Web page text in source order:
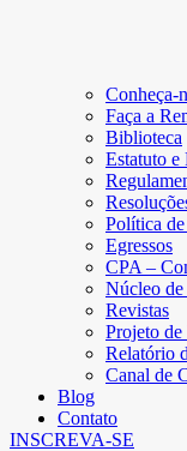
Conheça-
Faça a
Biblioteca
Estatuto e
Política
Egressos
CPA –
Núcleo de
Revistas
Projeto de
Relatório
Canal de
Blog
Contato
INSCREVA-SE